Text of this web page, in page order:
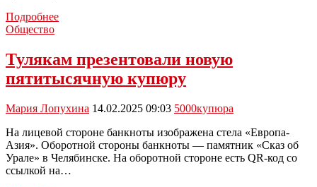
Подробнее«Ничего
земли!»:
экстренное
из-
за
ЧП
в
Красногорске
Общество
Тулякам презентовали новую
пятитысячную купюру
Мария Лопухина 14.02.2025 09:03 5000купюра
На лицевой стороне банкноты изображена стела «Европа-
Азия». Оборотной стороны банкноты — памятник «Сказ об
Урале» в Челябинске. На оборотной стороне есть QR-код со
ссылкой на…